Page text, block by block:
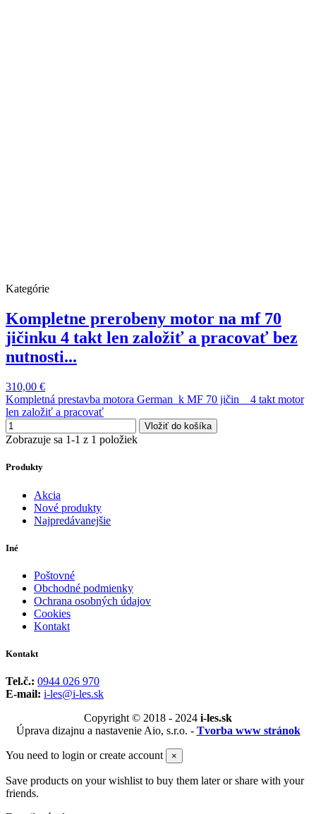
Kategórie
Kompletne prerobeny motor na mf 70
jičinku 4 takt len založiť a pracovať bez
nutnosti...
310,00 €
Kompletná prestavba motora German k MF 70 jičin 4 takt motor
len založiť a pracovať
Vložiť do košíka
Zobrazuje sa 1-1 z 1 položiek
Produkty
Akcia
Nové produkty
Najpredávanejšie
Iné
Poštovné
Obchodné podmienky
Ochrana osobných údajov
Cookies
Kontakt
Kontakt
Tel.č.: 0944 026 970
E-mail: i-les@i-les.sk
Copyright © 2018 - 2024 i-les.sk
Úprava dizajnu a nastavenie Aio, s.r.o. - Tvorba www stránok
You need to login or create account ×
Save products on your wishlist to buy them later or share with your
friends.